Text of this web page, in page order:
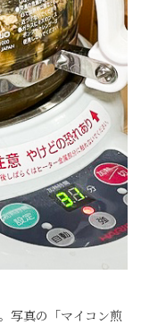
写真の「マイコン煎